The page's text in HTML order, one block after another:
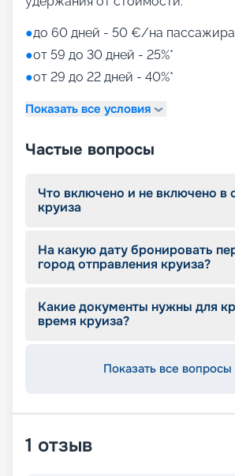
●до 60 дней - 50 €/на пассажира
●от 59 до 30 дней - 25%*
●от 29 до 22 дней - 40%*
Показать все условия
Частые вопросы
Что включено и не включено в
круиза
На какую дату бронировать
город отправления круиза?
Какие документы нужны для
время круиза?
Показать все вопросы
1 отзыв